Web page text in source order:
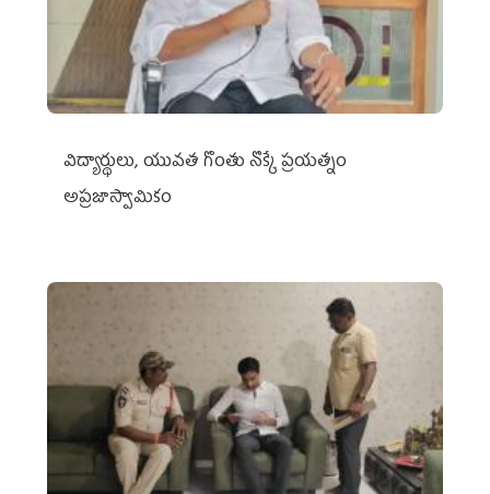
విద్యార్థులు, యువత గొంతు నొక్కే ప్రయత్నం
అప్రజాస్వామికం